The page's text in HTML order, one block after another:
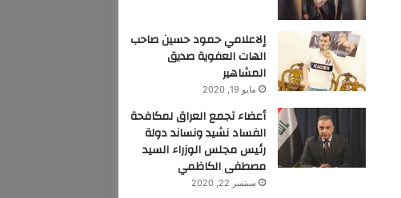
إلاعلامي حمود حسين صاحب
الهات العفوية صديق
المشاهير
مايو 19, 2020
أعضاء تجمع العراق لمكافحة
الفساد نشيد ونساند دولة
رئيس مجلس الوزراء السيد
مصطفى الكاظمي
سبتمبر 22, 2020